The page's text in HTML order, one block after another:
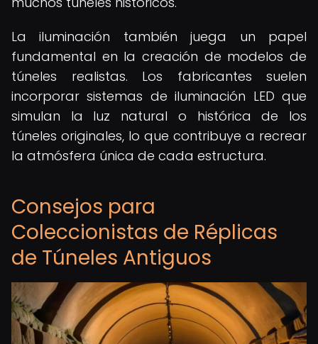
La iluminación también juega un papel
fundamental en la creación de modelos de
túneles realistas. Los fabricantes suelen
incorporar sistemas de iluminación LED que
simulan la luz natural o histórica de los
túneles originales, lo que contribuye a recrear
la atmósfera única de cada estructura.
Consejos para
Coleccionistas de Réplicas
de Túneles Antiguos